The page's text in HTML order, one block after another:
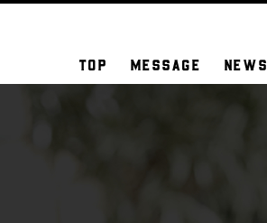
TOP MESSAGE NEWS